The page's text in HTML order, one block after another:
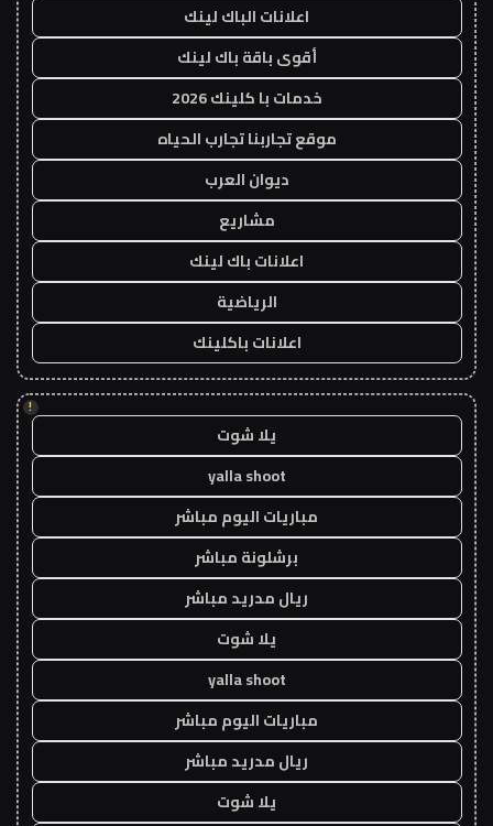
اعلانات الباك لينك
أقوى باقة باك لينك
خدمات با كلينك 2026
موقع تجاربنا تجارب الحياه
ديوان العرب
مشاريع
اعلانات باك لينك
الرياضية
اعلانات باكلينك
!
يلا شوت
yalla shoot
مباريات اليوم مباشر
برشلونة مباشر
ريال مدريد مباشر
يلا شوت
yalla shoot
مباريات اليوم مباشر
ريال مدريد مباشر
يلا شوت